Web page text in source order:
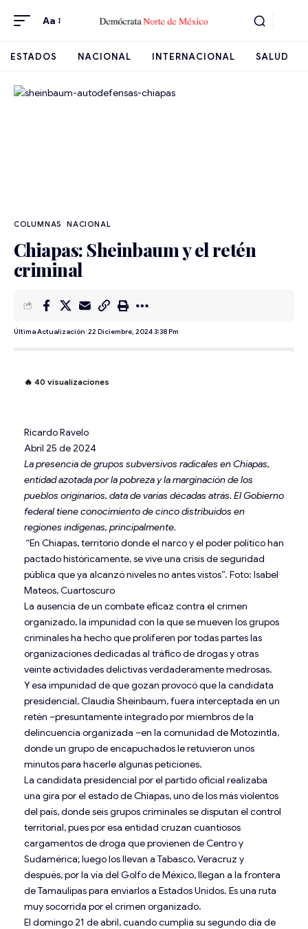
Aa
ESTADOS NACIONAL INTERNACIONAL SALUD
NACIONAL
Chiapas: Sheinbaum y el retén
criminal
Última Actualización: 22 Diciembre, 2024 3:38 Pm
🔥 40 visualizaciones
Ricardo Ravelo
Abril 25 de 2024
La presencia de grupos subversivos radicales en Chiapas,
entidad azotada por la pobreza y la marginación de los
pueblos originarios, data de varias décadas atrás. El Gobierno
federal tiene conocimiento de cinco distribuidos en
regiones indígenas, principalmente.
“En Chiapas, territorio donde el narco y el poder político han
pactado históricamente, se vive una crisis de seguridad
pública que ya alcanzó niveles no antes vistos”. Foto: Isabel
Mateos, Cuartoscuro
La ausencia de un combate eficaz contra el crimen
organizado, la impunidad con la que se mueven los grupos
criminales ha hecho que proliferen por todas partes las
organizaciones dedicadas al tráfico de drogas y otras
veinte actividades delictivas verdaderamente medrosas.
Y esa impunidad de que gozan provocó que la candidata
presidencial, Claudia Sheinbaum, fuera interceptada en un
retén –presuntamente integrado por miembros de la
delincuencia organizada –en la comunidad de Motozintla,
donde un grupo de encapuchados le retuvieron unos
minutos para hacerle algunas peticiones.
La candidata presidencial por el partido oficial realizaba
una gira por el estado de Chiapas, uno de los más violentos
del país, donde seis grupos criminales se disputan el control
territorial, pues por esa entidad cruzan cuantiosos
cargamentos de droga que provienen de Centro y
Sudamérica; luego los llevan a Tabasco, Veracruz y
después, por la vía del Golfo de México, llegan a la frontera
de Tamaulipas para enviarlos a Estados Unidos. Es una ruta
muy socorrida por el crimen organizado.
El domingo 21 de abril, cuando cumplía su segundo día de